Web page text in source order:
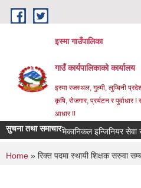
Skip to main content
इस्मा गाउँपालिका
गाउँ कार्यपालिकाको कार्यालय
इस्मा रजस्थल, गुल्मी, लुम्बिनी
कृषि, रोजगार, प्रर्यटन र
आधार !!
सुचना तथा समाचारःमेकानिकल इन्जिनियर सेवा खरिद
You are here
Home » रिक्त पदमा स्थायी शिक्षक सरुवा